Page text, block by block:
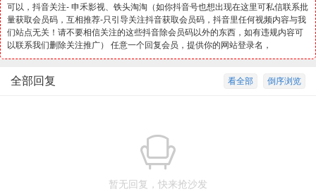
可以，抖音关注- 申禾影视、铁头淘淘（如你抖音号也想出现在这里可私信联系批
量获取会员码，互相推荐-只引导关注抖音获取会员码，抖音里任何视频内容与我
们站点无关！请不要相信关注的这些抖音除会员码以外的东西，如有违规内容可
以联系我们删除关注推广） 任意一个回复会员，提供你的网站登录名，
倒序浏览
看全部
全部回复
暂无回复，快来抢沙发